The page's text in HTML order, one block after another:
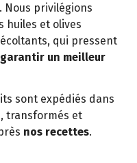
Nous privilégions
huiles et olives
qui pressent
garantir un meilleur
sont expédiés dans
transformés et
nos recettes.